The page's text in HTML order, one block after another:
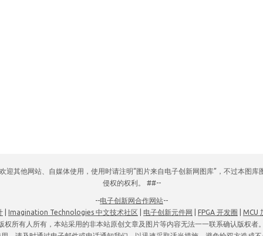
其他网站、自媒体使用，使用时请注明“图片来自电子创新网图库”，不过本图
侵权的权利。 ##--
--电子创新网合作网站--
Imagination Technologies 中文技术社区 电子创新元件网 FPGA 开发圈
MCU
所有人所有，本站采用的非本站原创文章及图片等内容无法一一联系确认版权